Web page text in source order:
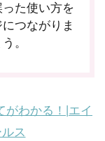
た使い方を
つながりま
。
がわかる！|エイ
ス